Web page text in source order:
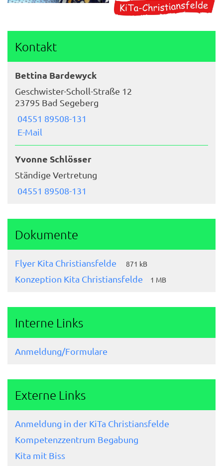
Kontakt
Bettina Bardewyck
Geschwister-Scholl-Straße 12
23795 Bad Segeberg
04551 89508-131
E-Mail
Yvonne Schlösser
Ständige Vertretung
04551 89508-131
Dokumente
Flyer Kita Christiansfelde 871 kB
Konzeption Kita Christiansfelde 1 MB
Interne Links
Anmeldung/Formulare
Externe Links
Anmeldung in der KiTa Christiansfelde
Kompetenzzentrum Begabung
Kita mit Biss